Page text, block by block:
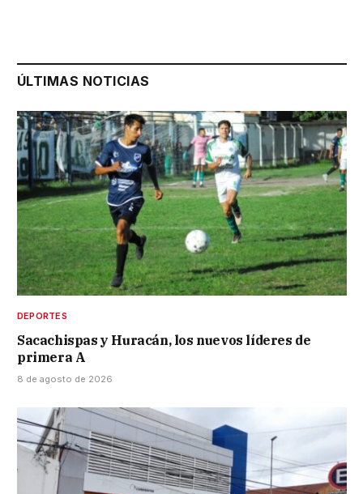
ÚLTIMAS NOTICIAS
DEPORTES
Sacachispas y Huracán, los nuevos líderes de
primera A
8 de agosto de 2026